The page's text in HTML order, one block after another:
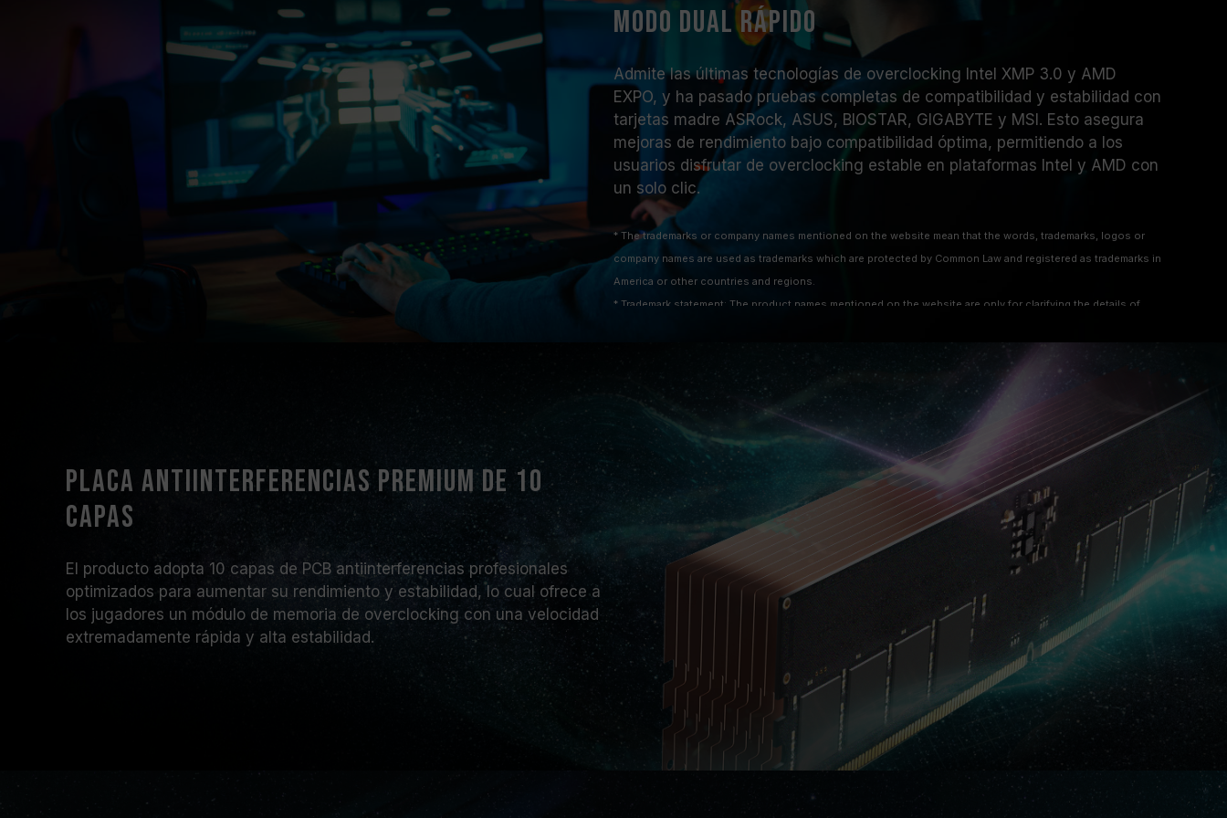
modo dual rápido
Admite las últimas tecnologías de overclocking Intel XMP 3.0 y AMD
EXPO, y ha pasado pruebas completas de compatibilidad y estabilidad con
tarjetas madre ASRock, ASUS, BIOSTAR, GIGABYTE y MSI. Esto asegura
mejoras de rendimiento bajo compatibilidad óptima, permitiendo a los
usuarios disfrutar de overclocking estable en plataformas Intel y AMD con
un solo clic.
* The trademarks or company names mentioned on the website mean that the words, trademarks, logos or
company names are used as trademarks which are protected by Common Law and registered as trademarks in
America or other countries and regions.
* Trademark statement: The product names mentioned on the website are only for clarifying the details of
Placa antiinterferencias premium de 10
capas
El producto adopta 10 capas de PCB antiinterferencias profesionales
optimizados para aumentar su rendimiento y estabilidad, lo cual ofrece a
los jugadores un módulo de memoria de overclocking con una velocidad
extremadamente rápida y alta estabilidad.